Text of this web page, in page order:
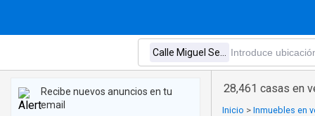
28,461 casas en
Inicio > Inmuebles en
Recibe nuevos anuncios en tu
email